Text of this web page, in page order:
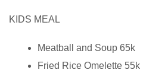
KIDS MEAL
Meatball and Soup 65k
Fried Rice Omelette 55k